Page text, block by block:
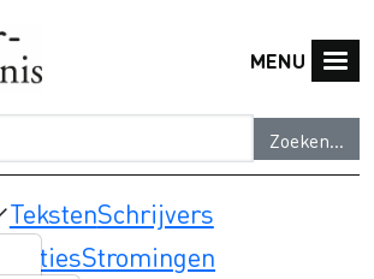
MENU
waar je naar wilt zoeken.
TekstenSchrijvers
Stromingen